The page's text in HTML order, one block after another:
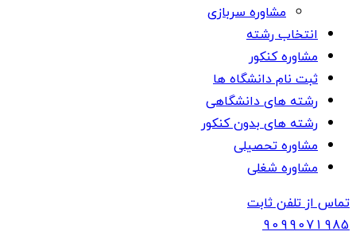
مشاوره سربازی
انتخاب رشته
مشاوره کنکور
ثبت نام دانشگاه ها
رشته های دانشگاهی
رشته های بدون کنکور
مشاوره تحصیلی
مشاوره شغلی
تماس از تلفن ثابت
9099071985